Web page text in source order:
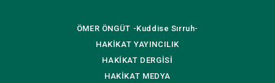
ÖMER ÖNGÜT -Kuddise Sırruh-
HAKİKAT YAYINCILIK
HAKİKAT DERGİSİ
HAKİKAT MEDYA